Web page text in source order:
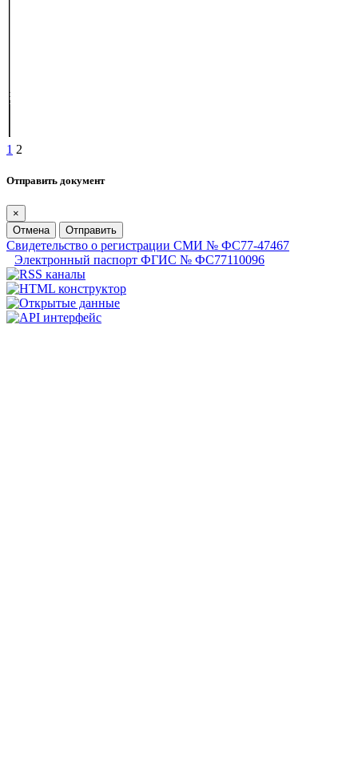
1 2
Отправить документ
×
Отмена
Отправить
Свидетельство о регистрации СМИ № ФС77-47467
Электронный паспорт ФГИС № ФС77110096